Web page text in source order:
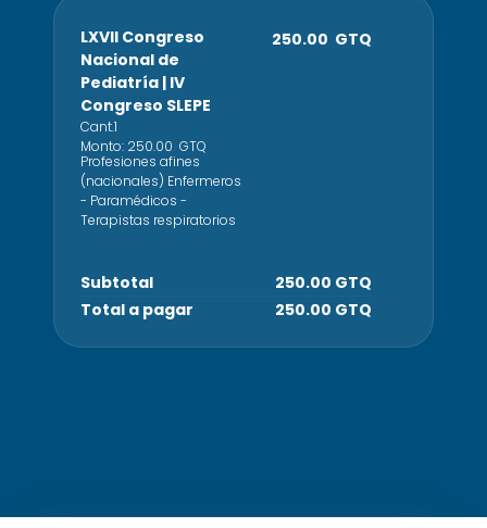
LXVII Congreso
Nacional de
Pediatría | IV
Congreso SLEPE
Cant.1
Monto: 250.00 GTQ
Profesiones afines
(nacionales) Enfermeros
- Paramédicos -
Terapistas respiratorios
250.00 GTQ
Subtotal
250.00 GTQ
Total a pagar
250.00 GTQ